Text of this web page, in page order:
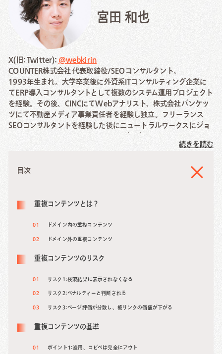
宮田 和也
X(旧: Twitter): @webkirin
COUNTER株式会社 代表取締役/SEOコンサルタント。
1993年生まれ。大学卒業後に外資系ITコンサルティング企業に
てERP導入コンサルタントとして複数のシステム運用プロジェクト
を経験。その後、CINCにてWebアナリスト、株式会社バンケッ
ツにて不動産メディア事業責任者を経験し独立。フリーランス
SEOコンサルタントを経験した後にニュートラルワークスにジョ
2017年 日本タタ・コンサルタンシー・サービシズ株式会社/
SD/MM)
2019年 株式会社バンケッツ/事業責任者(不動産メディア事
2022年 株式会社ニュートラルワークス/執行役員 SEOコンサル
2024年 COUNTER株式会社 代表取締役
・SEO戦略策定から実装支援(データベース・コンテンツ)
・コンテンツマーケティング戦略策定から実装支援
続きを読む
目次
重複コンテンツとは？
ドメイン内の重複コンテンツ
ドメイン外の重複コンテンツ
重複コンテンツのリスク
リスク1: 検索結果に表示されなくなる
リスク2: ペナルティーと判断される
リスク3: ページ評価が分散し、被リンクの価値が下がる
重複コンテンツの基準
ポイント1: 盗用、コピペは完全にアウト